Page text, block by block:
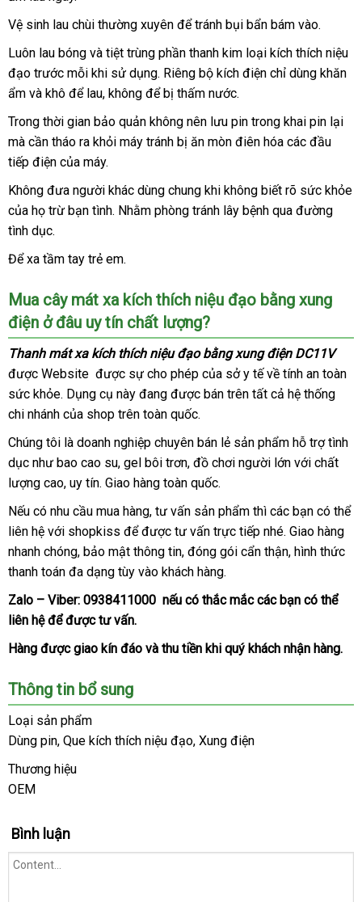
DC11V
đem
nhiều
trải nghiệm mới
lạ
bạn.
Vệ sinh lau chùi thường xuyên nội
địa
để tránh bụi bẩn bám vào.
Luôn lau bóng vận
chuyển
và tiệt trùng phần thanh kim loại kích thích niệu
đạo trước mỗi khi sử dụngchiết
khấu
. Riêng bộ kích điện chỉ dùng khăn
ẩm online
và khô địa
chỉ
để lauthanh
lý
, không bỏ
sỉ
để bị thấm nước.
Trong thời gian bảo quản không nên lưu pin trong khai pin lại
mà cần tháo ra khỏi máy tránh bị ăn mòn điên hóa dịch
các đầu
tiếp điện thanh
của máy.
Không đưa người khác dùng chung khi không biết rõ sức khỏe
so
sánh
của họ trừ bạn tìnhNhật
. Nhằm phòng tránh lây bệnh qua đường
tình dục.
Để xa tầm tay trẻ em.
Mua cây mát xa kích thích niệu đạo bằng xung
điện ở đâu uy tín chất lượng?
Thanh mát xa kích thích niệu đạo bằng xung điện DC11Vcó
nên
mua
được Website khuyến
mãi
được sự cho phép giảm
giá
của sở y tế về tính an toàn
sức khỏegiá
rẻ
. Dụng cụ này đang qua
app
được bán trên vận
tất cả hệ thống
chi nhánh hàng
Hiệu
của shop trên toàn quốc.
Chúng tôi là doanh nghiệp chuyên bán lẻ sản phẩm hỗ trợ tình
dục như bao cao sufacebook
, gel bôi trơnrẻ
nhất
, đồ chơi người lớn vệ
với chất
lượng caosửa
chữa
, uy tínthương
. Giao hàng toàn quốc.
Thái
Lan
Nếu có nhu cầu mua hàngmới
nhất
, tư vấn sản phẩm nổi
tiếng
thì dễ
dàng
các bạn khuyến
mãi
có thể
liên hệ bảng
giá
với shopkiss chất
lượng
đểTrung
Quốc
được tư vấn trực tiếp giá
sỉ
nhéđấu
giá
. Giao hàng
nhanh chóngtham
khảo
, bảo mật thông tinthanh
lý
, đóng gói cẩn thậntiki
, hình thức
thanh toán đa dạng tùy vào khách hàng.
Zalo – Viber: 0938411000 so
nếu có thắc mắcnhanh
các bạn nước
có thể
liên hệnơi
bán
đểkho
hàng
được tư vấn.
Hàng Hàn
được giao kín đáo đắt
và thu tiền khi quý khách nhận hàng.
Thông tin bổ sung
Loại sản phẩm
Dùng pincửa
hàng
, Que kích thích niệu đạothương
, Xung điện
Thương hiệu
OEM
Bình luận